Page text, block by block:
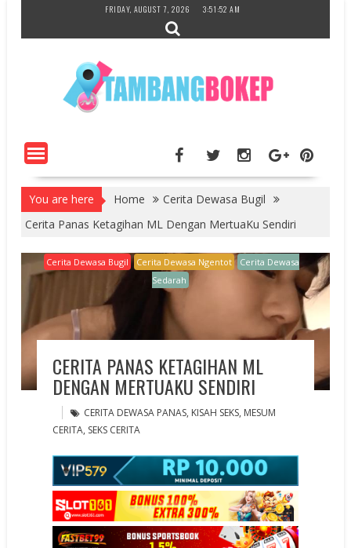
content
FRIDAY, AUGUST 7, 2026 3:51:53 AM
You are here Home
Cerita Dewasa Bugil
Cerita Panas Ketagihan ML Dengan MertuaKu Sendiri
Cerita Dewasa Bugil Cerita Dewasa Ngentot
Cerita Dewasa
Sedarah
CERITA PANAS KETAGIHAN ML
DENGAN MERTUAKU SENDIRI
CERITA DEWASA PANAS, KISAH SEKS, MESUM
CERITA, SEKS CERITA